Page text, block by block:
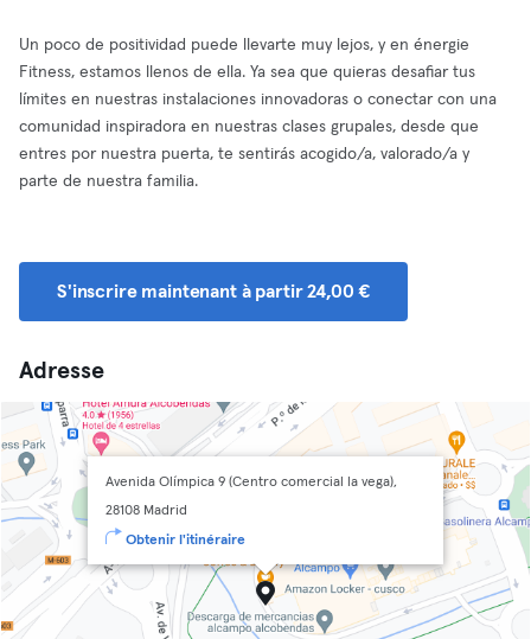
Un poco de positividad puede llevarte muy lejos, y en énergie
Fitness, estamos llenos de ella. Ya sea que quieras desafiar tus
límites en nuestras instalaciones innovadoras o conectar con una
comunidad inspiradora en nuestras clases grupales, desde que
entres por nuestra puerta, te sentirás acogido/a, valorado/a y
parte de nuestra familia.
S'inscrire maintenant à partir 24,00 €
Adresse
Avenida Olímpica 9 (Centro comercial la vega),
28108 Madrid
Obtenir l'itinéraire